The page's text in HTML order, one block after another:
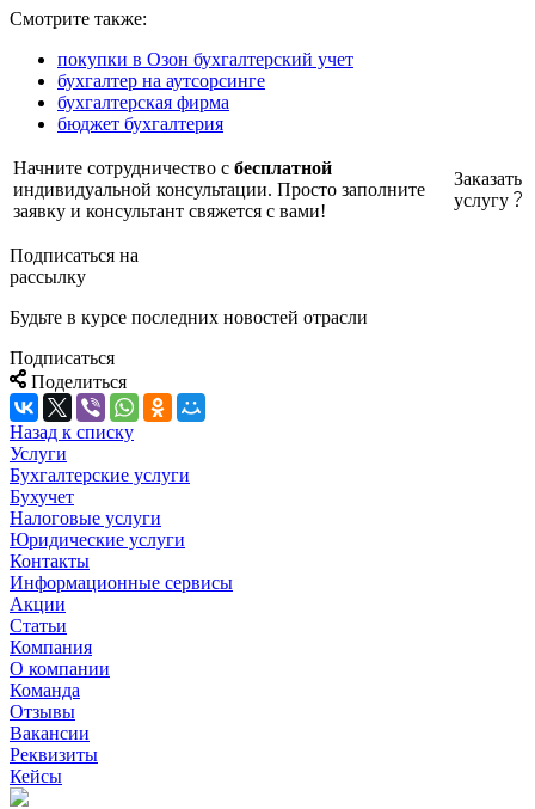
Смотрите также:
покупки в Озон бухгалтерский учет
бухгалтер на аутсорсинге
бухгалтерская фирма
бюджет бухгалтерия
Начните сотрудничество с бесплатной
индивидуальной консультации. Просто заполните
заявку и консультант свяжется с вами!
Заказать
услугу
Подписаться на
рассылку
Будьте в курсе последних новостей отрасли
Подписаться
Поделиться
Назад к списку
Услуги
Бухгалтерские услуги
Бухучет
Налоговые услуги
Юридические услуги
Контакты
Информационные сервисы
Акции
Статьи
Компания
О компании
Команда
Отзывы
Вакансии
Реквизиты
Кейсы